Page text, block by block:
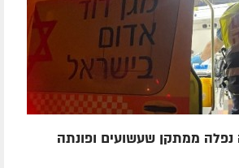
נפלה ממתקן שעשועים ופונתה